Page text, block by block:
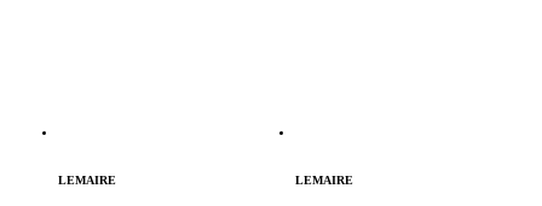
LEMAIRE LEMAIRE